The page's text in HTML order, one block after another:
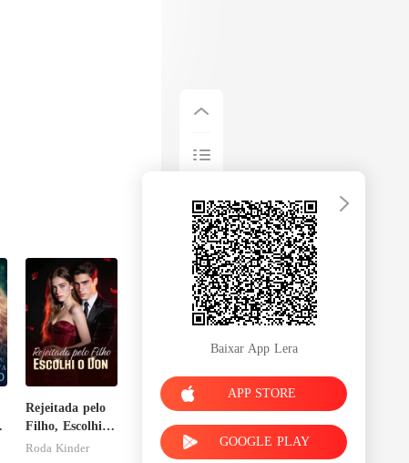
Rejeitada pelo
Filho, Escolhi o
Don
Roda Kinder
Baixar App Lera
APP STORE
GOOGLE PLAY